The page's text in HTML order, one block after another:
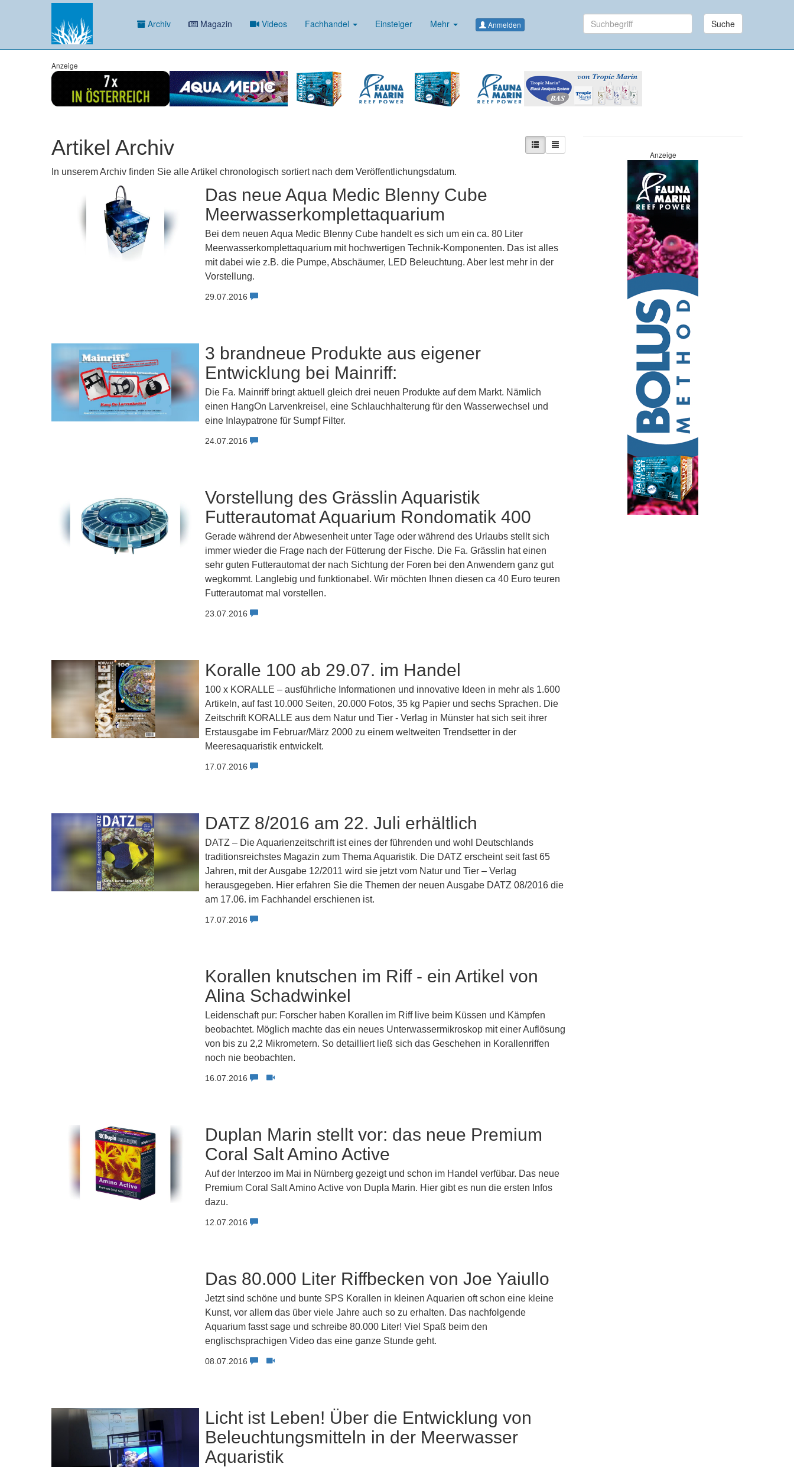
Archiv Magazin Videos Fachhandel Einsteiger Mehr Anmelden Suche
Anzeige
Artikel Archiv
In unserem Archiv finden Sie alle Artikel chronologisch sortiert nach dem Veröffentlichungsdatum.
Das neue Aqua Medic Blenny Cube
Meerwasserkomplettaquarium
Bei dem neuen Aqua Medic Blenny Cube handelt es sich um ein ca. 80 Liter
Meerwasserkomplettaquarium mit hochwertigen Technik-Komponenten. Das ist alles
mit dabei wie z.B. die Pumpe, Abschäumer, LED Beleuchtung. Aber lest mehr in der
Vorstellung.
29.07.2016
3 brandneue Produkte aus eigener
Entwicklung bei Mainriff:
Die Fa. Mainriff bringt aktuell gleich drei neuen Produkte auf dem Markt. Nämlich
einen HangOn Larvenkreisel, eine Schlauchhalterung für den Wasserwechsel und
eine Inlaypatrone für Sumpf Filter.
24.07.2016
Vorstellung des Grässlin Aquaristik
Futterautomat Aquarium Rondomatik 400
Gerade während der Abwesenheit unter Tage oder während des Urlaubs stellt sich
immer wieder die Frage nach der Fütterung der Fische. Die Fa. Grässlin hat einen
sehr guten Futterautomat der nach Sichtung der Foren bei den Anwendern ganz gut
wegkommt. Langlebig und funktionabel. Wir möchten Ihnen diesen ca 40 Euro teuren
Futterautomat mal vorstellen.
23.07.2016
Koralle 100 ab 29.07. im Handel
100 x KORALLE – ausführliche Informationen und innovative Ideen in mehr als 1.600
Artikeln, auf fast 10.000 Seiten, 20.000 Fotos, 35 kg Papier und sechs Sprachen. Die
Zeitschrift KORALLE aus dem Natur und Tier - Verlag in Münster hat sich seit ihrer
Erstausgabe im Februar/März 2000 zu einem weltweiten Trendsetter in der
Meeresaquaristik entwickelt.
17.07.2016
DATZ 8/2016 am 22. Juli erhältlich
DATZ – Die Aquarienzeitschrift ist eines der führenden und wohl Deutschlands
traditionsreichstes Magazin zum Thema Aquaristik. Die DATZ erscheint seit fast 65
Jahren, mit der Ausgabe 12/2011 wird sie jetzt vom Natur und Tier – Verlag
herausgegeben. Hier erfahren Sie die Themen der neuen Ausgabe DATZ 08/2016 die
am 17.06. im Fachhandel erschienen ist.
17.07.2016
Korallen knutschen im Riff - ein Artikel von
Alina Schadwinkel
Leidenschaft pur: Forscher haben Korallen im Riff live beim Küssen und Kämpfen
beobachtet. Möglich machte das ein neues Unterwassermikroskop mit einer Auflösung
von bis zu 2,2 Mikrometern. So detailliert ließ sich das Geschehen in Korallenriffen
noch nie beobachten.
16.07.2016
Duplan Marin stellt vor: das neue Premium
Coral Salt Amino Active
Auf der Interzoo im Mai in Nürnberg gezeigt und schon im Handel verfübar. Das neue
Premium Coral Salt Amino Active von Dupla Marin. Hier gibt es nun die ersten Infos
dazu.
12.07.2016
Das 80.000 Liter Riffbecken von Joe Yaiullo
Jetzt sind schöne und bunte SPS Korallen in kleinen Aquarien oft schon eine kleine
Kunst, vor allem das über viele Jahre auch so zu erhalten. Das nachfolgende
Aquarium fasst sage und schreibe 80.000 Liter! Viel Spaß beim den
englischsprachigen Video das eine ganze Stunde geht.
08.07.2016
Licht ist Leben! Über die Entwicklung von
Beleuchtungsmitteln in der Meerwasser
Aquaristik
Anzeige